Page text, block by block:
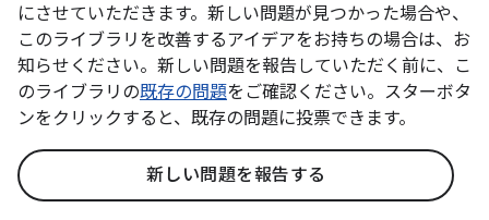
にさせていただきます。新しい問題が見つかった場合や、
このライブラリを改善するアイデアをお持ちの場合は、お
知らせください。新しい問題を報告していただく前に、こ
のライブラリの既存の問題をご確認ください。スターボタ
ンをクリックすると、既存の問題に投票できます。
新しい問題を報告する